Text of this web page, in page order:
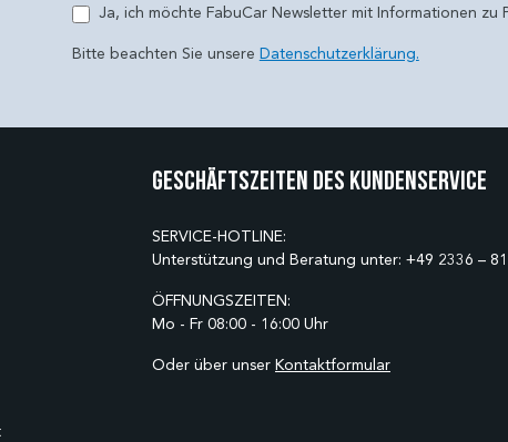
Ja, ich möchte FabuCar Newsletter mit Informationen
Bitte beachten Sie unsere Datenschutzerklärung.
Geschäftszeiten des Kundenservice
SERVICE-HOTLINE:
Unterstützung und Beratung unter: +49 2336 –
ÖFFNUNGSZEITEN:
Mo - Fr 08:00 - 16:00 Uhr
Oder über unser Kontaktformular